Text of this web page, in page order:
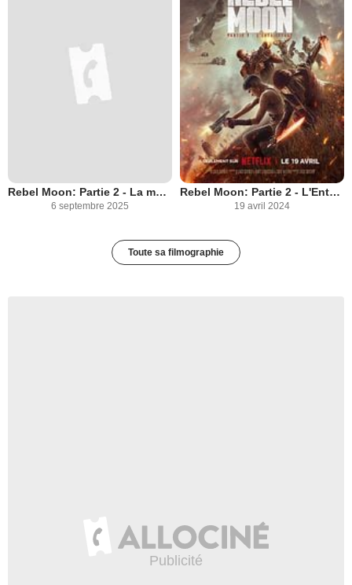
Rebel Moon: Partie 2 - La malédiction du pardon
6 septembre 2025
Rebel Moon: Partie 2 - L'Entailleuse
19 avril 2024
Toute sa filmographie